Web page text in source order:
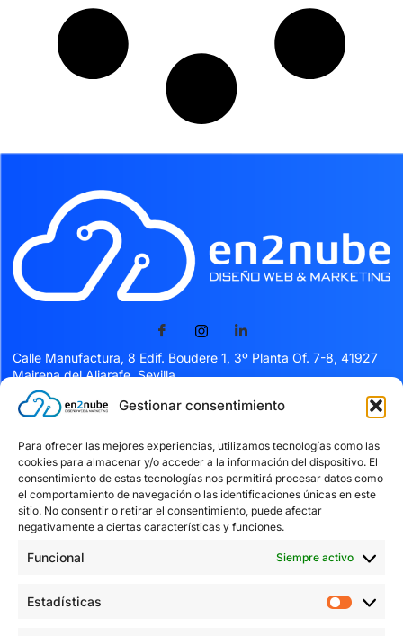
Gestionar consentimiento
Para ofrecer las mejores experiencias, utilizamos tecnologías como las
cookies para almacenar y/o acceder a la información del dispositivo. El
consentimiento de estas tecnologías nos permitirá procesar datos como
el comportamiento de navegación o las identificaciones únicas en este
sitio. No consentir o retirar el consentimiento, puede afectar
negativamente a ciertas características y funciones.
Funcional Siempre activo
Estadísticas
Calle Manufactura, 8 Edif. Boudere 1, 3º Planta Of. 7-8, 41927
Mairena del Aljarafe, Sevilla
Servicios
Facturación Verifactu
Kit digital
Blog
Textos Legales